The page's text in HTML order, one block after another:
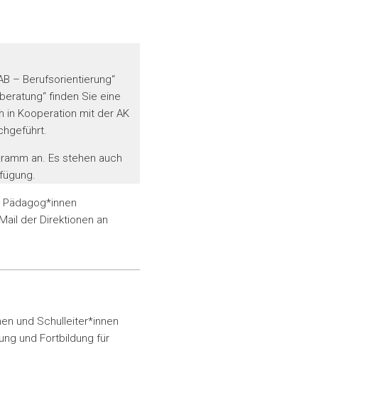
– Berufsorientierung“
finden Sie eine
in Kooperation mit der AK
an. Es stehen auch
der Direktionen an
und Schulleiter*innen
und Fortbildung für